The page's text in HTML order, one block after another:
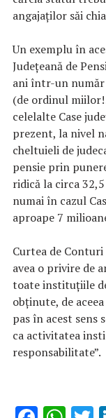
angajaților săi
Un exemplu în
Județeană de
ani într-un
(de ordinul
celelalte Case
prezent, la nivel
cheltuieli de
pensie prin
ridică la circa
numai în cazul
aproape 7
Curtea de
avea o privire de
toate instituțiile
obținute, de
pas în acest
ca activitatea
responsabilitate”.